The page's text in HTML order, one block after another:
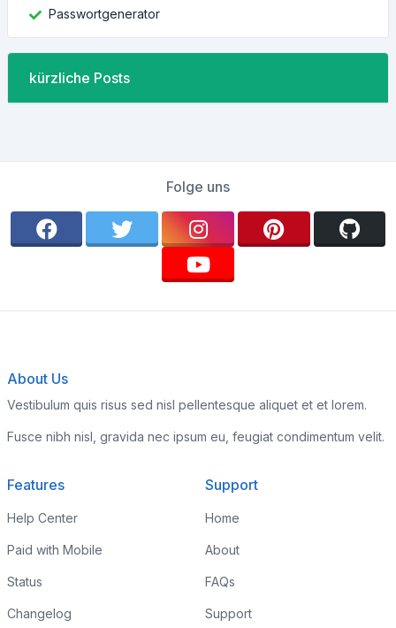
Passwortgenerator
kürzliche Posts
Folge uns
About Us
Vestibulum quis risus sed nisl pellentesque aliquet et et lorem.
Fusce nibh nisl, gravida nec ipsum eu, feugiat condimentum velit.
Features
Help Center
Paid with Mobile
Status
Changelog
Support
Home
About
FAQs
Support